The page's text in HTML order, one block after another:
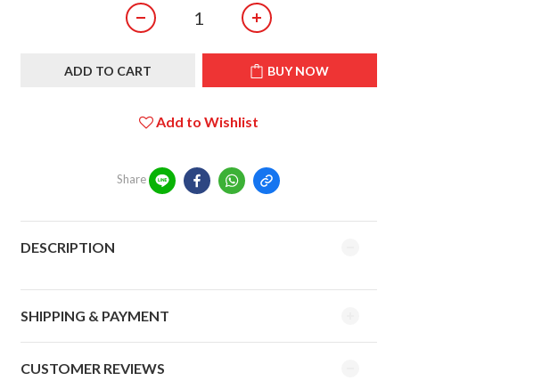
ADD TO CART BUY NOW
Add to Wishlist
Share
DESCRIPTION
SHIPPING & PAYMENT
CUSTOMER REVIEWS